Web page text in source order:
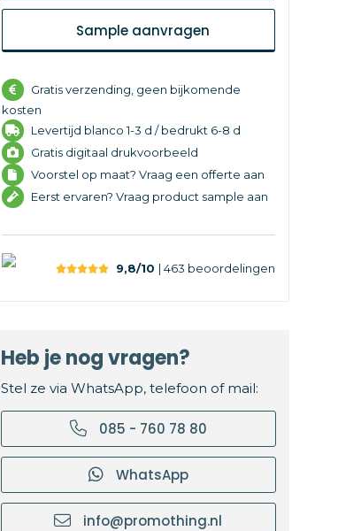
Sample aanvragen
Gratis verzending, geen bijkomende
kosten
Levertijd blanco 1-3 d / bedrukt 6-8 d
Gratis digitaal drukvoorbeeld
Voorstel op maat? Vraag een offerte aan
Eerst ervaren? Vraag product sample aan
9,8/10 | 463 beoordelingen
Heb je nog vragen?
Stel ze via WhatsApp, telefoon of mail:
085 - 760 78 80
WhatsApp
info@promothing.nl